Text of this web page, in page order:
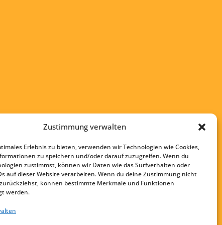
Zustimmung verwalten
Erlebnis zu bieten, verwenden wir Technologien wie Cookies,
zu speichern und/oder darauf zuzugreifen. Wenn du
zustimmst, können wir Daten wie das Surfverhalten oder
auf dieser Website verarbeiten. Wenn du deine Zustimmung nicht
können bestimmte Merkmale und Funktionen
werden.
Startseite
Kontakt
Impressum
Datenschutz